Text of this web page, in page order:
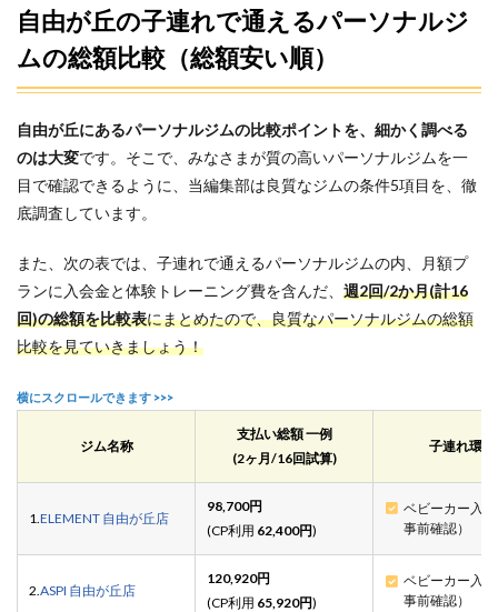
自由が丘の子連れで通えるパーソナルジ
ムの総額比較（総額安い順）
自由が丘にあるパーソナルジムの比較ポイントを、 細かく調べる
のは大変です。そこで、みなさまが質の高いパーソナルジムを一
目で確認できるように、当編集部は良質なジムの条件5項目を、徹
底調査しています。
また、次の表では、子連れで通えるパーソナルジムの内、月額プ
ランに入会金と体験トレーニング費を含んだ、 週2回/2か月(計16
回)の総額を比較表にまとめたので、良質なパーソナルジムの総額
比較を見ていきましょう！
ジム名称
支払い総額 一例
(2ヶ月/16回試算)
子連れ環境
1. ELEMENT 自由が丘店
98,700円
(CP利用 62,400円)
ベビーカー入
事前確認）
2. ASPI 自由が丘店
120,920円
(CP利用 65,920円)
ベビーカー入
事前確認）